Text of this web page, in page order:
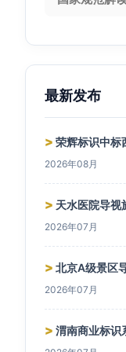
最新发布
> 荣辉标识中标
2026年08月
> 天水医院导视
2026年07月
> 北京A级景区
2026年07月
> 渭南商业标识